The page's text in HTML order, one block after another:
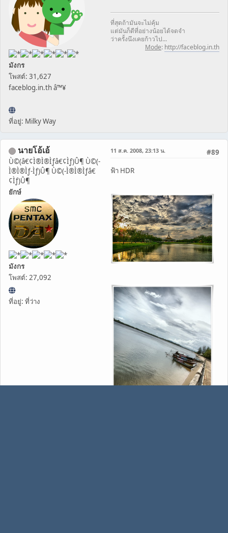
มังกร
โพสต์: 31,627
faceblog.in.th â™¥
ที่อยู่: Milky Way
ที่สุดถ้ามันจะไม่คุ้ม
แต่มันก็ดีที่อย่างน้อยได้จดจำ
ว่าครั้งนึงเคยก้าวไป...
Mode: http://faceblog.in.th
นายโอ้เอ้
Ù©(â€¢Ì®Ì®Ìƒâ€¢Ìƒ)Û¶ Ù©(-
Ì®Ì®Ìƒ-Ìƒ)Û¶ Ù©(-Ì®Ì®Ìƒâ€
¢Ìƒ)Û¶
ยักษ์
มังกร
โพสต์: 27,092
ที่อยู่: ที่ว่าง
#89
11 ส.ค. 2008, 23:13 น.
ฟ้า HDR